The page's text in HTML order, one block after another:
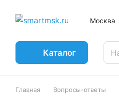
Москва
Каталог
Главная Вопросы-ответы